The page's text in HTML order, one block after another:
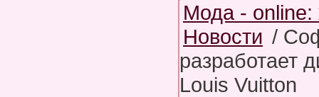
Мода - online:
Новости /
разработает
Louis Vuitton